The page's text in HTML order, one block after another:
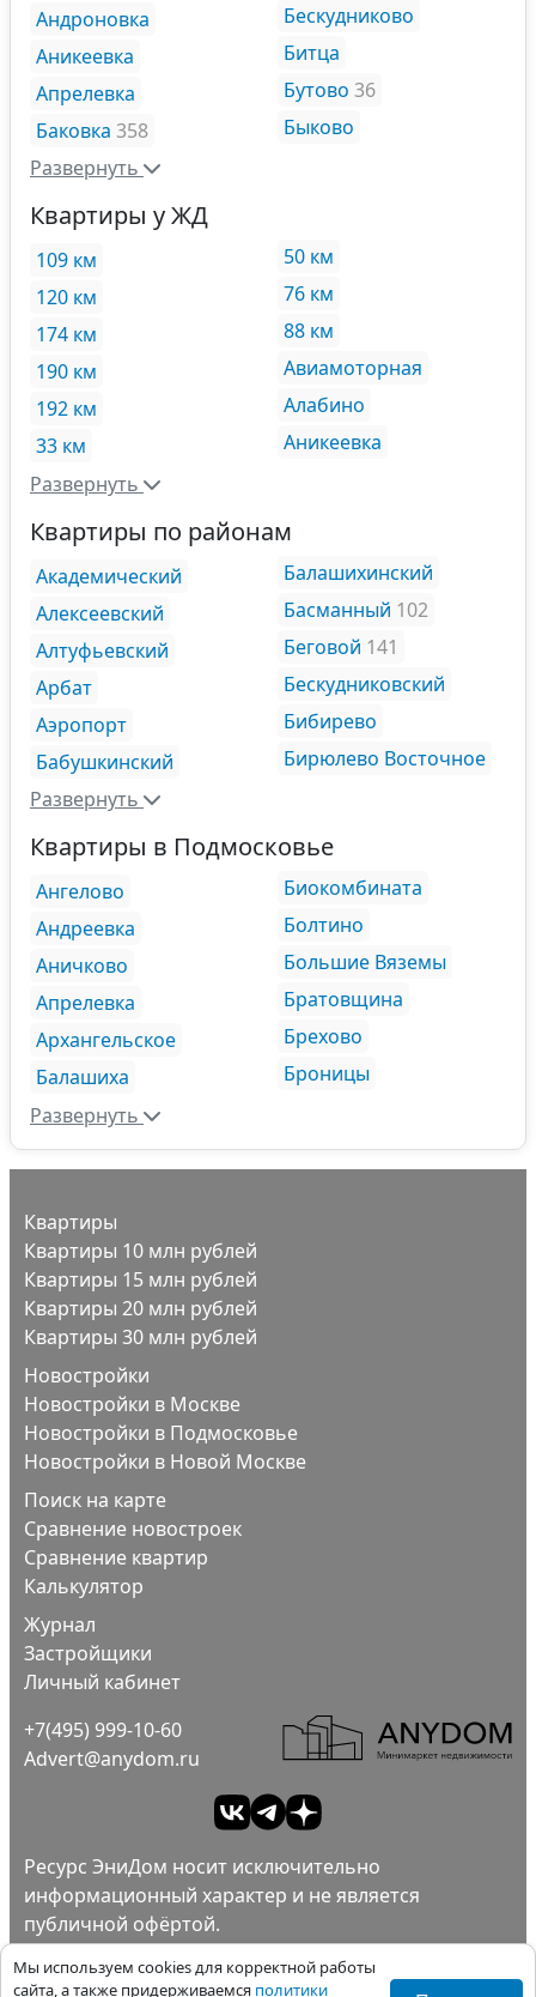
Мы используем cookies для корректной работы
сайта, а также придерживаемся политики
Андроновка
Аникеевка
Апрелевка
Баковка 358
Бескудниково
Битца
Бутово 36
Быково
Развернуть
Квартиры у ЖД
109 км
120 км
174 км
190 км
192 км
33 км
50 км
76 км
88 км
Авиамоторная
Алабино
Аникеевка
Развернуть
Квартиры по районам
Академический
Алексеевский
Алтуфьевский
Арбат
Аэропорт
Бабушкинский
Балашихинский
Басманный 102
Беговой 141
Бескудниковский
Бибирево
Бирюлево Восточное
Развернуть
Квартиры в Подмосковье
Ангелово
Андреевка
Аничково
Апрелевка
Архангельское
Балашиха
Биокомбината
Болтино
Большие Вяземы
Братовщина
Брехово
Броницы
Развернуть
Квартиры
Квартиры 10 млн рублей
Квартиры 15 млн рублей
Квартиры 20 млн рублей
Квартиры 30 млн рублей
Новостройки
Новостройки в Москве
Новостройки в Подмосковье
Новостройки в Новой Москве
Поиск на карте
Сравнение новостроек
Сравнение квартир
Калькулятор
Журнал
Застройщики
Личный кабинет
+7(495) 999-10-60
Advert@anydom.ru
Ресурс ЭниДом носит исключительно
информационный характер и не является
публичной офёртой.
Пользовательское соглашение.
Политика конфиденциальности.